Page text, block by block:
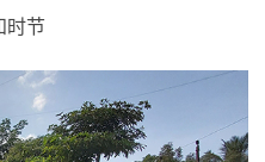
时节